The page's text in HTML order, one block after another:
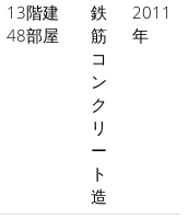
13階建
48部屋
鉄
筋
コ
ン
ク
リ
ー
ト
造
2011
年